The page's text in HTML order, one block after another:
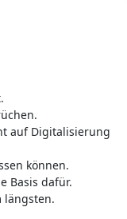
auf Digitalisierung
können.
Basis dafür.
längsten.